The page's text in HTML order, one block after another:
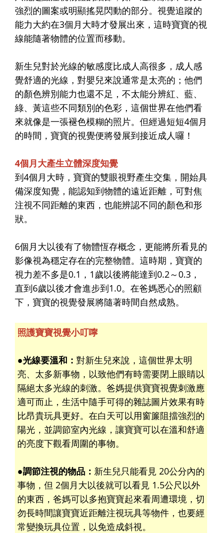
強烈的圖案或明顯搖晃閃動的部分。視覺追蹤的
能力大約在3個月大時才發展出來，這時寶寶的視
線能隨著物體的位置而移動。
新生兒對於光線的敏感度比成人高很多，成人感
覺舒適的光線，對嬰兒來說通常是太亮的；他們
的顏色辨別能力也還不足，不太能分辨紅、藍、
綠、黃這些不同類別的色彩，這個世界在他們看
來就像是一張褪色模糊的照片。但經過短短4個月
的時間，寶寶的視覺便將發展到接近成人囉！
4個月大產生立體深度知覺
到4個月大時，寶寶的雙眼視野產生交集，開始具
備深度知覺，能認知到物體的遠近距離，可對焦
注視不同距離的東西，也能辨認不同的顏色和形
狀。
6個月大以後有了物體恆存概念，更能將所看見的
影像視為穩定存在的完整物體。這時期，寶寶的
視力差不多是0.1，1歲以後將能達到0.2～0.3，
直到6歲以後才會進步到1.0。在爸媽悉心的照顧
下，寶寶的視覺發展將隨著時間自然成熟。
照護寶寶視覺小叮嚀
●光線要溫和： 對新生兒來說，這個世界太明
亮、太多新事物，以致他們有時需要閉上眼睛以
隔絕太多光線的刺激。爸媽提供寶寶視覺刺激應
適可而止，生活中隨手可得的雜誌圖片效果有時
比昂貴玩具更好。在白天可以用窗簾阻擋強烈的
陽光，並調節室內光線，讓寶寶可以在溫和舒適
的亮度下觀看周圍的事物。
●調節注視的物品： 新生兒只能看見 20公分內的
事物，但 2個月大以後就可以看見 1.5公尺以外
的東西，爸媽可以多抱寶寶起來看周遭環境，切
勿長時間讓寶寶近距離注視玩具等物件，也要經
常變換玩具位置，以免造成斜視。